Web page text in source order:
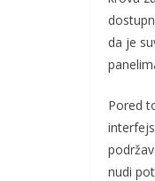
da je
Pored
nudi